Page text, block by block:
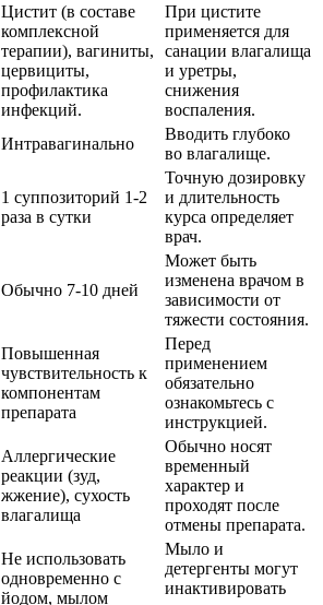
Цистит (в составе
комплексной
терапии), вагиниты,
цервициты,
профилактика
инфекций.
При цистите
применяется для
санации влагалища
и уретры,
снижения
воспаления.
Интравагинально
Вводить глубоко
во влагалище.
1 суппозиторий 1-2
раза в сутки
Точную дозировку
и длительность
курса определяет
врач.
Обычно 7-10 дней
Может быть
изменена врачом в
зависимости от
тяжести состояния.
Повышенная
чувствительность к
компонентам
препарата
Перед
применением
обязательно
ознакомьтесь с
инструкцией.
Аллергические
реакции (зуд,
жжение), сухость
влагалища
Обычно носят
временный
характер и
проходят после
отмены препарата.
Не использовать
одновременно с
йодом, мылом
Мыло и
детергенты могут
инактивировать